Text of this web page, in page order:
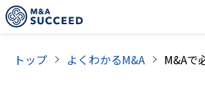
トップ よくわかるM&A